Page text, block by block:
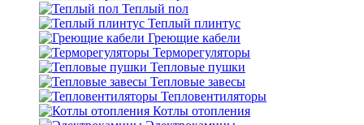
Теплый пол
Теплый плинтус
Греющие кабели
Терморегуляторы
Тепловые пушки
Тепловые завесы
Тепловентиляторы
Котлы отопления